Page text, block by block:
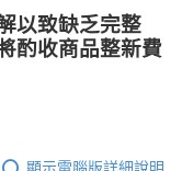
以致缺乏完整
酌收商品整﻿新費